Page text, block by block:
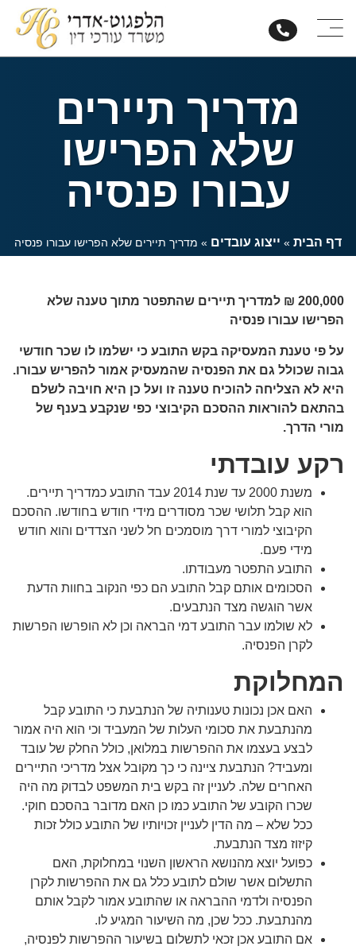
מדריך תיירים
שלא הפרישו
עבורו פנסיה
דף הבית » ייצוג עובדים » מדריך תיירים שלא הפרישו עבורו פנסיה
200,000 ₪ למדריך תיירים שהתפטר מתוך טענה שלא
הפרישו עבורו פנסיה
על פי טענת המעסיקה בקש התובע כי ישלמו לו שכר חודשי
גבוה שכולל גם את הפנסיה שהמעסיק אמור להפריש עבורו.
היא לא הצליחה להוכיח טענה זו ועל כן היא חויבה לשלם
בהתאם להוראות ההסכם הקיבוצי כפי שנקבע בענף של
מורי הדרך.
רקע עובדתי
משנת 2000 עד שנת 2014 עבד התובע כמדריך תיירים.
הוא קבל תלושי שכר מסודרים מידי חודש בחודשו. ההסכם
הקיבוצי למורי דרך מוסמכים חל לשני הצדדים והוא חודש
מידי פעם.
התובע התפטר מעבודתו.
הסכומים אותם קבל התובע הם כפי הנקוב בחוות הדעת
אשר הוגשה מצד הנתבעים.
לא שולמו עבר התובע דמי הבראה וכן לא הופרשו הפרשות
לקרן הפנסיה.
המחלוקת
האם אכן נכונות טענותיה של הנתבעת כי התובע קבל
מהנתבעת את סכומי העלות של המעביד וכי הוא היה אמור
לבצע בעצמו את ההפרשות במלואן, כולל החלק של עובד
ומעביד? הנתבעת ציינה כי כך מקובל אצל מדריכי התיירים
האחרים שלה. לעניין זה בקש בית המשפט לבדוק מה היה
שכרו הקובע של התובע כמו כן האם מדובר בהסכם חוקי.
ככל שלא – מה הדין לעניין זכויותיו של התובע כולל זכות
קיזוז מצד הנתבעת.
כפועל יוצא מהנושא הראשון השנוי במחלוקת, האם
התשלום אשר שולם לתובע כלל גם את ההפרשות לקרן
הפנסיה ולדמי ההבראה או שהתובע אמור לקבל אותם
מהנתבעת. ככל שכן, מה השיעור המגיע לו.
אם התובע אכן זכאי לתשלום בשיעור ההפרשות לפנסיה,